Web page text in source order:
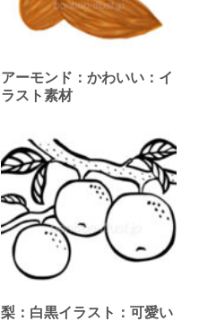
アーモンド：かわいい：イ
ラスト素材
梨：白黒イラスト：可愛い